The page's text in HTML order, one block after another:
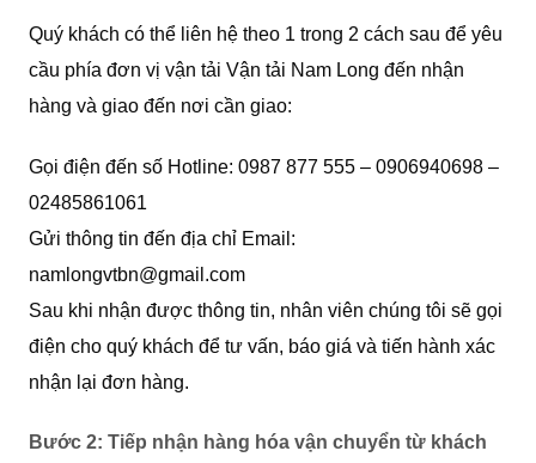
Quý khách có thể liên hệ theo 1 trong 2 cách sau để yêu
cầu phía đơn vị vận tải Vận tải Nam Long đến nhận
hàng và giao đến nơi cần giao:
Gọi điện đến số Hotline: 0987 877 555 – 0906940698 –
02485861061
Gửi thông tin đến địa chỉ Email:
namlongvtbn@gmail.com
Sau khi nhận được thông tin, nhân viên chúng tôi sẽ gọi
điện cho quý khách để tư vấn, báo giá và tiến hành xác
nhận lại đơn hàng.
Bước 2: Tiếp nhận hàng hóa vận chuyển từ khách